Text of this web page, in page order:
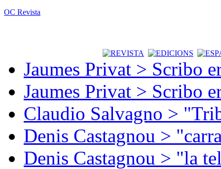
OC Revista
Jaumes Privat > Scribo
Jaumes Privat > Scribo
Claudio Salvagno >
Denis Castagnou >
Denis Castagnou > "la